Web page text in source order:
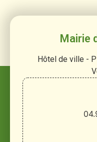
Mairie
Hôtel de ville -